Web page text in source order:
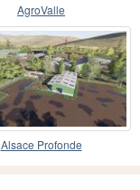
AgroValle
Alsace Profonde